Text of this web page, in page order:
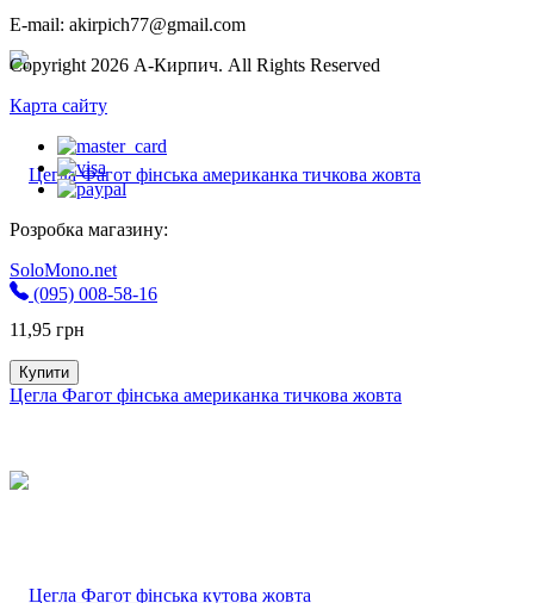
11,95 грн
Купити
Цегла Фагот фінська американка тичкова жовта
E-mail: akirpich77@gmail.com
Copyright 2026 А-Кирпич. All Rights Reserved
Карта сайту
Розробка магазину:
SoloMono.net
(095) 008-58-16